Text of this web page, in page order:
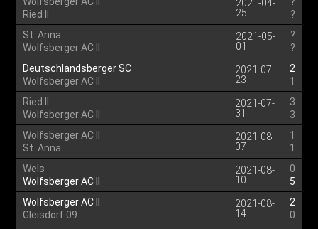
Ried II
2021-04-
25
?
St. Anna
Wolfsberger AC II
2021-05-
01
?
?
Deutschlandsberger SC
Wolfsberger AC II
2021-07-
23
2
1
Ried II
Wolfsberger AC II
2021-07-
31
3
3
Wolfsberger AC II
St. Anna
2021-08-
07
1
1
Wels
Wolfsberger AC II
2021-08-
10
0
5
Wolfsberger AC II
Gleisdorf 09
2021-08-
14
2
0